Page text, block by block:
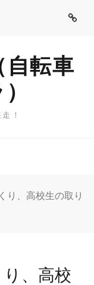
ご
転車
！
り、高校生の取り
、高校